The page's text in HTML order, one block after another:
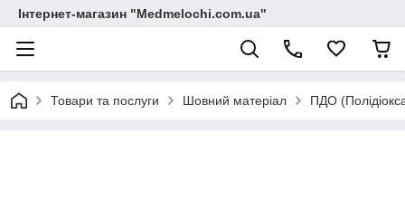
Інтернет-магазин "Medmelochi.com.ua"
Товари та послуги Шовний матеріал ПДО